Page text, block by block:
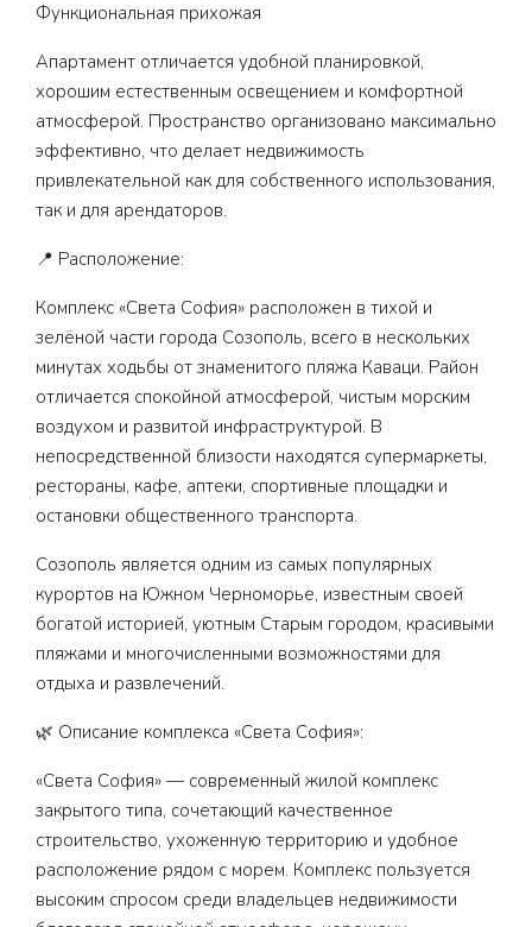
Функциональная прихожая
Апартамент отличается удобной планировкой,
хорошим естественным освещением и комфортной
атмосферой. Пространство организовано максимально
эффективно, что делает недвижимость
привлекательной как для собственного использования,
так и для арендаторов.
📍 Расположение:
Комплекс «Света София» расположен в тихой и
зелёной части города Созополь, всего в нескольких
минутах ходьбы от знаменитого пляжа Каваци. Район
отличается спокойной атмосферой, чистым морским
воздухом и развитой инфраструктурой. В
непосредственной близости находятся супермаркеты,
рестораны, кафе, аптеки, спортивные площадки и
остановки общественного транспорта.
Созополь является одним из самых популярных
курортов на Южном Черноморье, известным своей
богатой историей, уютным Старым городом, красивыми
пляжами и многочисленными возможностями для
отдыха и развлечений.
🌿 Описание комплекса «Света София»:
«Света София» — современный жилой комплекс
закрытого типа, сочетающий качественное
строительство, ухоженную территорию и удобное
расположение рядом с морем. Комплекс пользуется
высоким спросом среди владельцев недвижимости